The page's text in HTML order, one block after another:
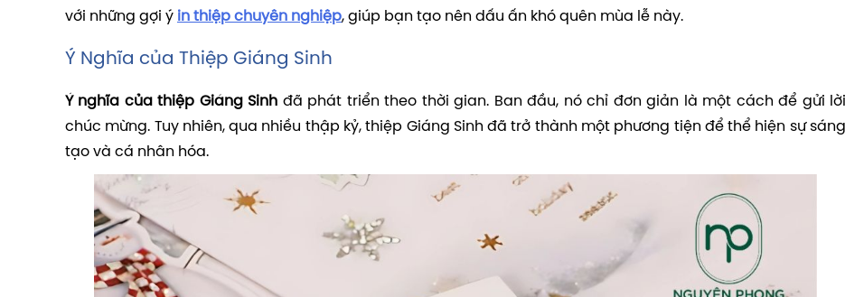
với những gợi ý in thiệp chuyên nghiệp, giúp bạn tạo nên dấu ấn khó quên mùa lễ này.
Ý Nghĩa của Thiệp Giáng Sinh
Ý nghĩa của thiệp Giáng Sinh đã phát triển theo thời gian. Ban đầu, nó chỉ đơn giản là một cách để gửi lời
chúc mừng. Tuy nhiên, qua nhiều thập kỷ, thiệp Giáng Sinh đã trở thành một phương tiện để thể hiện sự sáng
tạo và cá nhân hóa.